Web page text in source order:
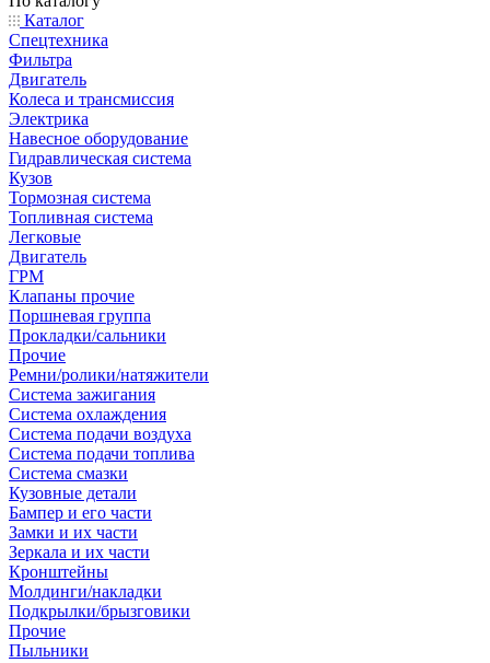
Каталог
Спецтехника
Фильтра
Двигатель
Колеса и трансмиссия
Электрика
Навесное оборудование
Гидравлическая система
Кузов
Тормозная система
Топливная система
Легковые
Двигатель
ГРМ
Клапаны прочие
Поршневая группа
Прокладки/сальники
Прочие
Ремни/ролики/натяжители
Система зажигания
Система охлаждения
Система подачи воздуха
Система подачи топлива
Система смазки
Кузовные детали
Бампер и его части
Замки и их части
Зеркала и их части
Кронштейны
Молдинги/накладки
Подкрылки/брызговики
Прочие
Пыльники